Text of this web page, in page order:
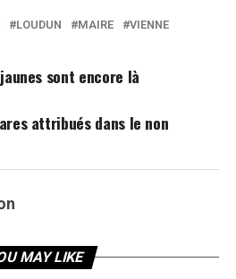
LOUDUN MAIRE VIENNE
sont encore là
attribués dans le non
MAY LIKE